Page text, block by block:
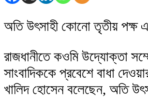
অতি উৎসাহী কোনো তৃতীয় পক্ষ
রাজধানীতে কওমি উদ্যোক্তা
সাংবাদিককে প্রবেশে বাধা
খালিদ হোসেন বলেছেন, অতি